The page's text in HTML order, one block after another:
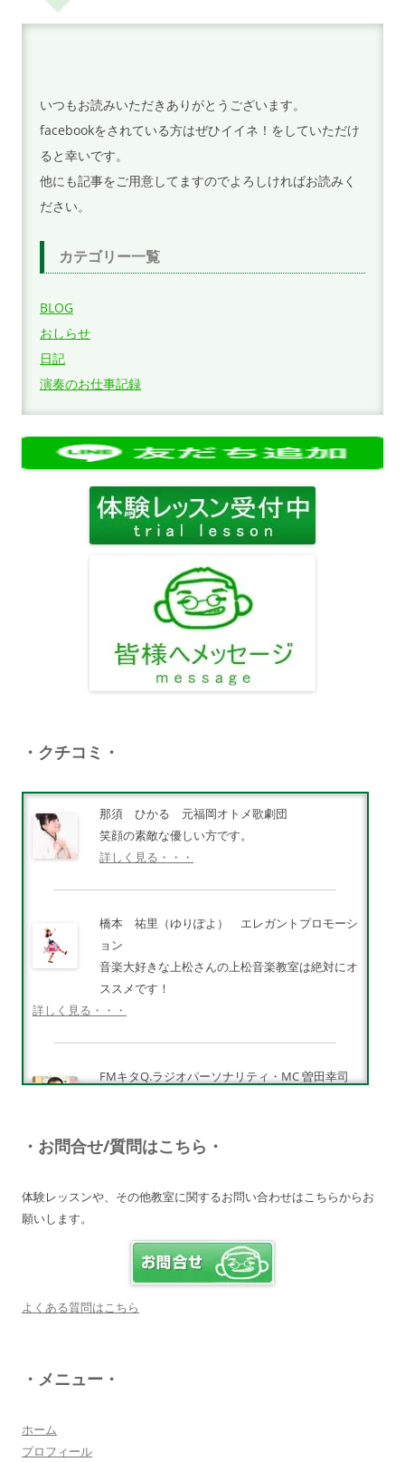
いつもお読みいただきありがとうございます。
facebookをされている方はぜひイイネ！をしていただけ
ると幸いです。
他にも記事をご用意してますのでよろしければお読みく
ださい。
カテゴリー一覧
BLOG
おしらせ
日記
演奏のお仕事記録
・クチコミ・
那須 ひかる 元福岡オトメ歌劇団
笑顔の素敵な優しい方です。
詳しく見る・・・
橋本 祐里（ゆりぽよ） エレガントプロモーシ
ョン
音楽大好きな上松さんの上松音楽教室は絶対にオ
ススメです！
詳しく見る・・・
FMキタQ.ラジオパーソナリティ・MC 曽田幸司
♪
上松先生に教わればきっともっともっと音楽大好
きになりますよ♪
大切なお子さんの習い事。
・お問合せ/質問はこちら・
体験レッスンや、その他教室に関するお問い合わせはこちらからお
願いします。
よくある質問はこちら
・メニュー・
ホーム
プロフィール